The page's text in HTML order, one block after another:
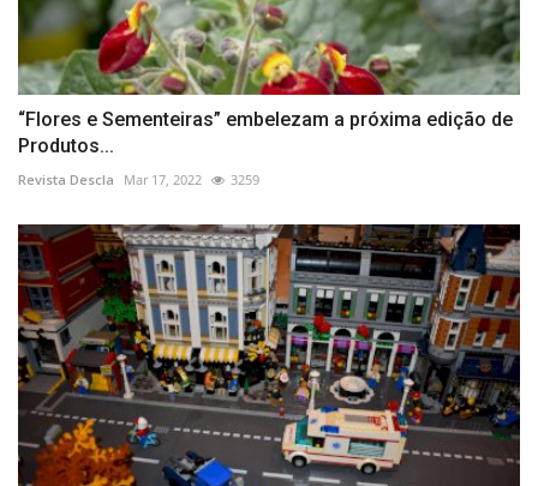
“Flores e Sementeiras” embelezam a próxima edição de
Produtos...
Revista Descla Mar 17, 2022 3259